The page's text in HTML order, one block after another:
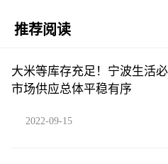
推荐阅读
大米等库存充足！宁波生活
市场供应总体平稳有序
2022-09-15